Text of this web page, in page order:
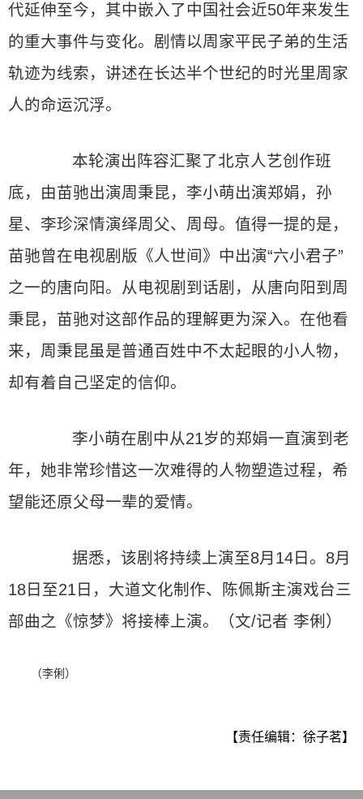
代延伸至今，其中嵌入了中国社会近50年来发生
的重大事件与变化。剧情以周家平民子弟的生活
轨迹为线索，讲述在长达半个世纪的时光里周家
人的命运沉浮。
本轮演出阵容汇聚了北京人艺创作班
底，由苗驰出演周秉昆，李小萌出演郑娟，孙
星、李珍深情演绎周父、周母。值得一提的是，
苗驰曾在电视剧版《人世间》中出演“六小君子”
之一的唐向阳。从电视剧到话剧，从唐向阳到周
秉昆，苗驰对这部作品的理解更为深入。在他看
来，周秉昆虽是普通百姓中不太起眼的小人物，
却有着自己坚定的信仰。
李小萌在剧中从21岁的郑娟一直演到老
年，她非常珍惜这一次难得的人物塑造过程，希
望能还原父母一辈的爱情。
据悉，该剧将持续上演至8月14日。8月
18日至21日，大道文化制作、陈佩斯主演戏台三
部曲之《惊梦》将接棒上演。（文/记者 李俐）
（李俐）
【责任编辑：徐子茗】